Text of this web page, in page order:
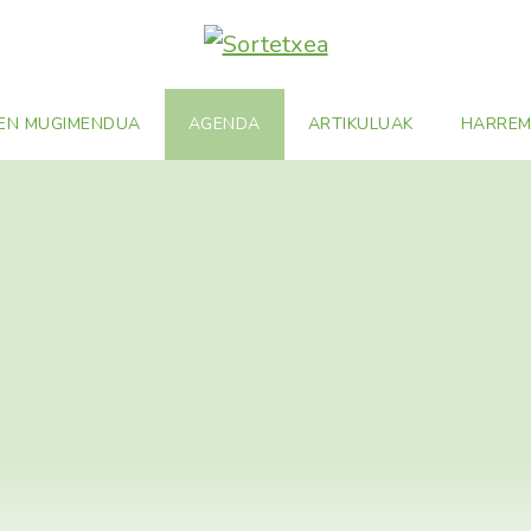
MUGIMENDUA AGENDA ARTIKULUAK